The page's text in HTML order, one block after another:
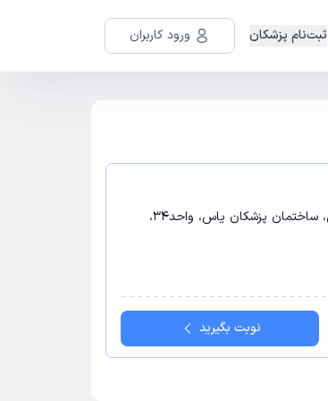
ثبت‌نام پزشکان ورود کاربران
تهران - تهران، سعادت آباد، 38 غربی، بن بست یاس، ساختمان پزشکان یاس، واحد34،
نوبت بگیرید